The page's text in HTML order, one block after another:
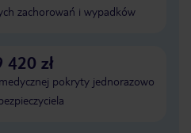
zachorowań i wypadków
420 zł
pokryty jednorazowo